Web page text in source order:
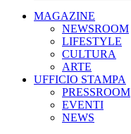
MAGAZINE
NEWSROOM
LIFESTYLE
CULTURA
ARTE
UFFICIO STAMPA
PRESSROOM
EVENTI
NEWS